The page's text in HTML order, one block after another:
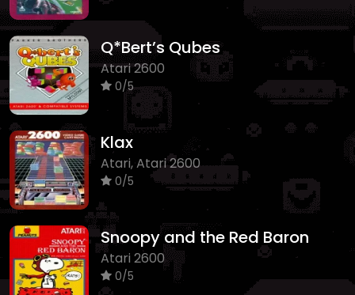
Q*Bert’s Qubes
Atari 2600
0/5
Klax
Atari, Atari 2600
0/5
Snoopy and the Red Baron
Atari 2600
0/5